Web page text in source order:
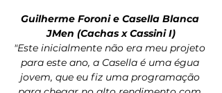
Guilherme Foroni e Casella Blanca
JMen (Cachas x Cassini I)
"Este inicialmente não era meu projeto
para este ano, a Casella é uma égua
jovem, que eu fiz uma programação